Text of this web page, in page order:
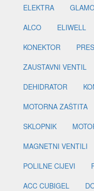
ELEKTRA
ALCO
ELIWELL
KONEKTOR
ZAUSTAVNI VENTIL
DEHIDRATOR
MOTORNA ZAŠTITA
SKLOPNIK
MAGNETNI VENTILI
POLILNE CIJEVI
ACC CUBIGEL